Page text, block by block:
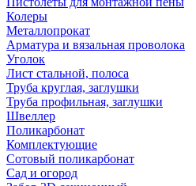
Колеры
Металлопрокат
Арматура и вязальная проволока
Уголок
Лист стальной, полоса
Труба круглая, заглушки
Труба профильная, заглушки
Швеллер
Поликарбонат
Комплектующие
Сотовый поликарбонат
Сад и огород